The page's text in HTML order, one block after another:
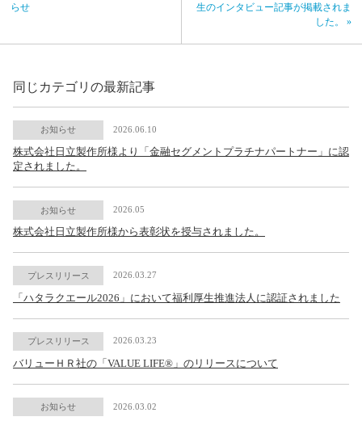
生のインタビュー記事が掲載されま
した。 »
らせ
同じカテゴリの最新記事
お知らせ 2026.06.10
株式会社日立製作所様より「金融セグメントプラチナパートナー」に認
定されました。
お知らせ 2026.05
株式会社日立製作所様から表彰状を授与されました。
プレスリリース 2026.03.27
「ハタラクエール2026」において福利厚生推進法人に認証されました
プレスリリース 2026.03.23
バリューＨＲ社の「VALUE LIFE®」のリリースについて
お知らせ 2026.03.02